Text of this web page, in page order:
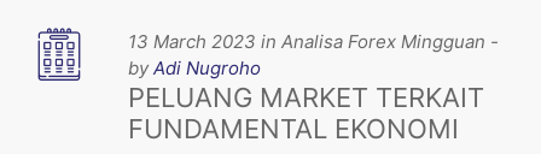
13 March 2023 in Analisa Forex Mingguan -
byAdi Nugroho
PELUANG MARKET TERKAIT
FUNDAMENTAL EKONOMI